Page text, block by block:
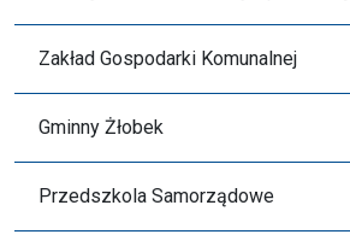
Zakład Gospodarki Komunalnej
Gminny Żłobek
Przedszkola Samorządowe